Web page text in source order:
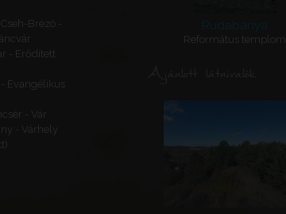
Brézó -
- Erődített
Evangélikus
- Vár
- Várhely
Rudabánya
Református templom
Ajánlott látnivalók